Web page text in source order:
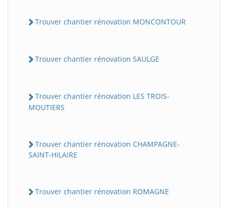
Trouver chantier rénovation MONCONTOUR
Trouver chantier rénovation SAULGE
Trouver chantier rénovation LES TROIS-
MOUTIERS
Trouver chantier rénovation CHAMPAGNE-
SAINT-HILAIRE
Trouver chantier rénovation ROMAGNE